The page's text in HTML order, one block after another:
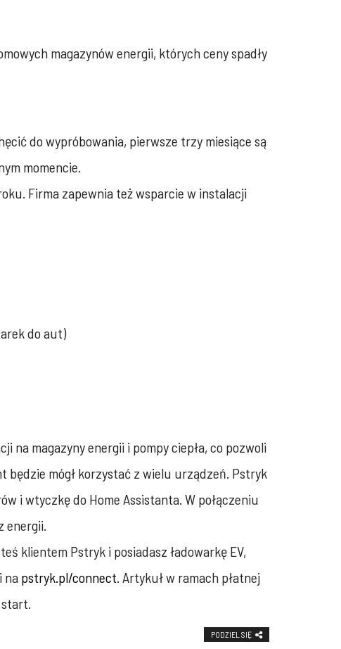
magazynów energii, których ceny spadły
do wypróbowania, pierwsze trzy miesiące są
momencie.
Firma zapewnia też wsparcie w instalacji
do aut)
na magazyny energii i pompy ciepła, co pozwoli
będzie mógł korzystać z wielu urządzeń. Pstryk
i wtyczkę do Home Assistanta. W połączeniu
energii.
klientem Pstryk i posiadasz ładowarkę EV,
na pstryk.pl/connect. Artykuł w ramach płatnej
start.
PODZIEL SIĘ